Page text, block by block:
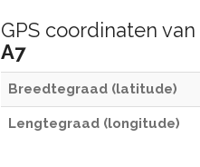
GPS coordinaten van
A7
Breedtegraad (latitude)
Lengtegraad (longitude)